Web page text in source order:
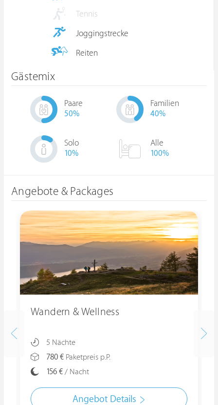
Tennis
Joggingstrecke
Reiten
Gästemix
Paare
50%
Familien
40%
Solo
10%
Alle
100%
Angebote & Packages
Wandern & Wellness
5 Nächte
780 € Paketpreis p.P.
156 € / Nacht
Angebot Details